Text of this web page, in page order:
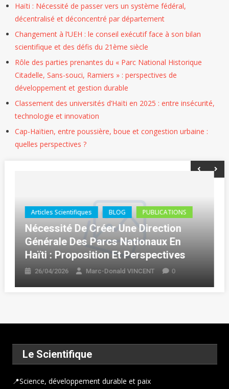
Haïti : Nécessité de passer vers un système fédéral,
décentralisé et déconcentré par département
Changement à l’UEH : le conseil exécutif face à son bilan
scientifique et des défis du 21ème siècle
Rôle des parties prenantes du « Parc National Historique
Citadelle, Sans-souci, Ramiers » : perspectives de
développement et gestion durable
Classement des universités d’Haïti en 2025 : entre insécurité,
technologie et innovation
Cap-Haïtien, entre poussière, boue et congestion urbaine :
quelles perspectives ?
BLOG PUBLICATIONS Thèse (Ph.D.)
Haïti : Delcarme BOLIVARD Décroche
Son Doctorat En Droit
16/04/2026 Marc-Donald VINCENT
Le Scientifique
📍Science, développement durable et paix